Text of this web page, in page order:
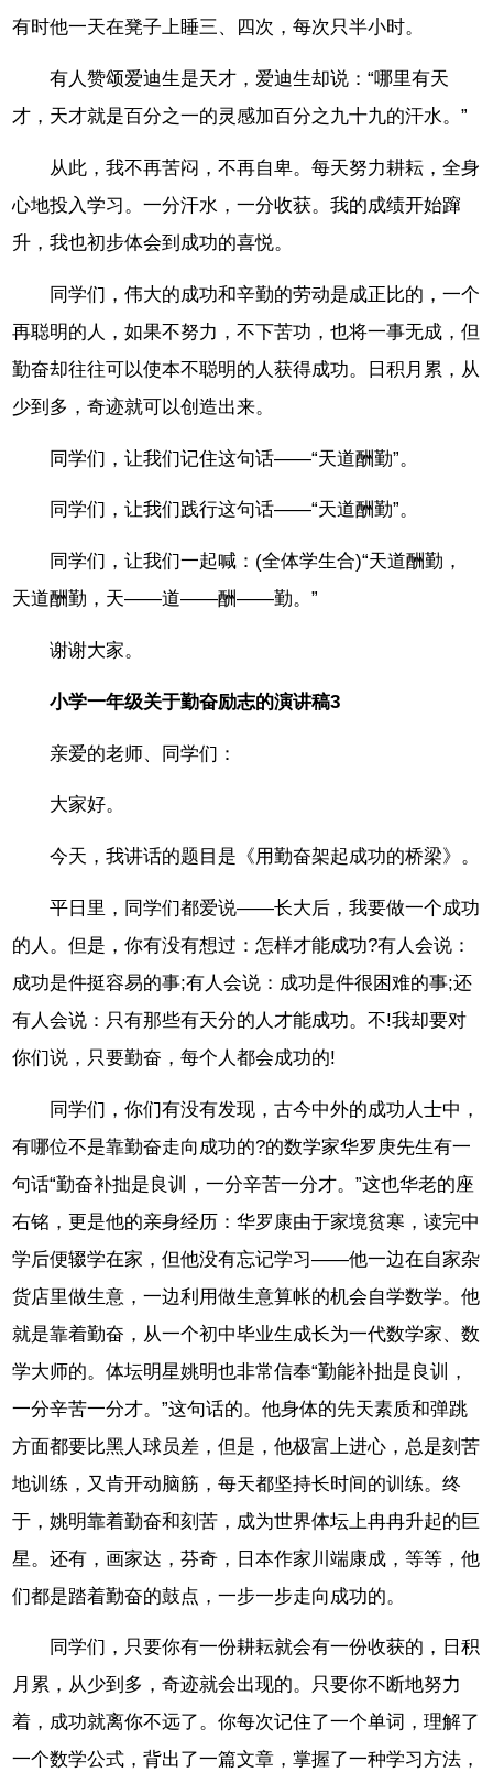
有时他一天在凳子上睡三、四次，每次只半小时。
有人赞颂爱迪生是天才，爱迪生却说：“哪里有天
才，天才就是百分之一的灵感加百分之九十九的汗水。”
从此，我不再苦闷，不再自卑。每天努力耕耘，全身
心地投入学习。一分汗水，一分收获。我的成绩开始蹿
升，我也初步体会到成功的喜悦。
同学们，伟大的成功和辛勤的劳动是成正比的，一个
再聪明的人，如果不努力，不下苦功，也将一事无成，但
勤奋却往往可以使本不聪明的人获得成功。日积月累，从
少到多，奇迹就可以创造出来。
同学们，让我们记住这句话——“天道酬勤”。
同学们，让我们践行这句话——“天道酬勤”。
同学们，让我们一起喊：(全体学生合)“天道酬勤，
天道酬勤，天——道——酬——勤。”
谢谢大家。
小学一年级关于勤奋励志的演讲稿3
亲爱的老师、同学们：
大家好。
今天，我讲话的题目是《用勤奋架起成功的桥梁》。
平日里，同学们都爱说——长大后，我要做一个成功
的人。但是，你有没有想过：怎样才能成功?有人会说：
成功是件挺容易的事;有人会说：成功是件很困难的事;还
有人会说：只有那些有天分的人才能成功。不!我却要对
你们说，只要勤奋，每个人都会成功的!
同学们，你们有没有发现，古今中外的成功人士中，
有哪位不是靠勤奋走向成功的?的数学家华罗庚先生有一
句话“勤奋补拙是良训，一分辛苦一分才。”这也华老的座
右铭，更是他的亲身经历：华罗康由于家境贫寒，读完中
学后便辍学在家，但他没有忘记学习——他一边在自家杂
货店里做生意，一边利用做生意算帐的机会自学数学。他
就是靠着勤奋，从一个初中毕业生成长为一代数学家、数
学大师的。体坛明星姚明也非常信奉“勤能补拙是良训，
一分辛苦一分才。”这句话的。他身体的先天素质和弹跳
方面都要比黑人球员差，但是，他极富上进心，总是刻苦
地训练，又肯开动脑筋，每天都坚持长时间的训练。终
于，姚明靠着勤奋和刻苦，成为世界体坛上冉冉升起的巨
星。还有，画家达，芬奇，日本作家川端康成，等等，他
们都是踏着勤奋的鼓点，一步一步走向成功的。
同学们，只要你有一份耕耘就会有一份收获的，日积
月累，从少到多，奇迹就会出现的。只要你不断地努力
着，成功就离你不远了。你每次记住了一个单词，理解了
一个数学公式，背出了一篇文章，掌握了一种学习方法，